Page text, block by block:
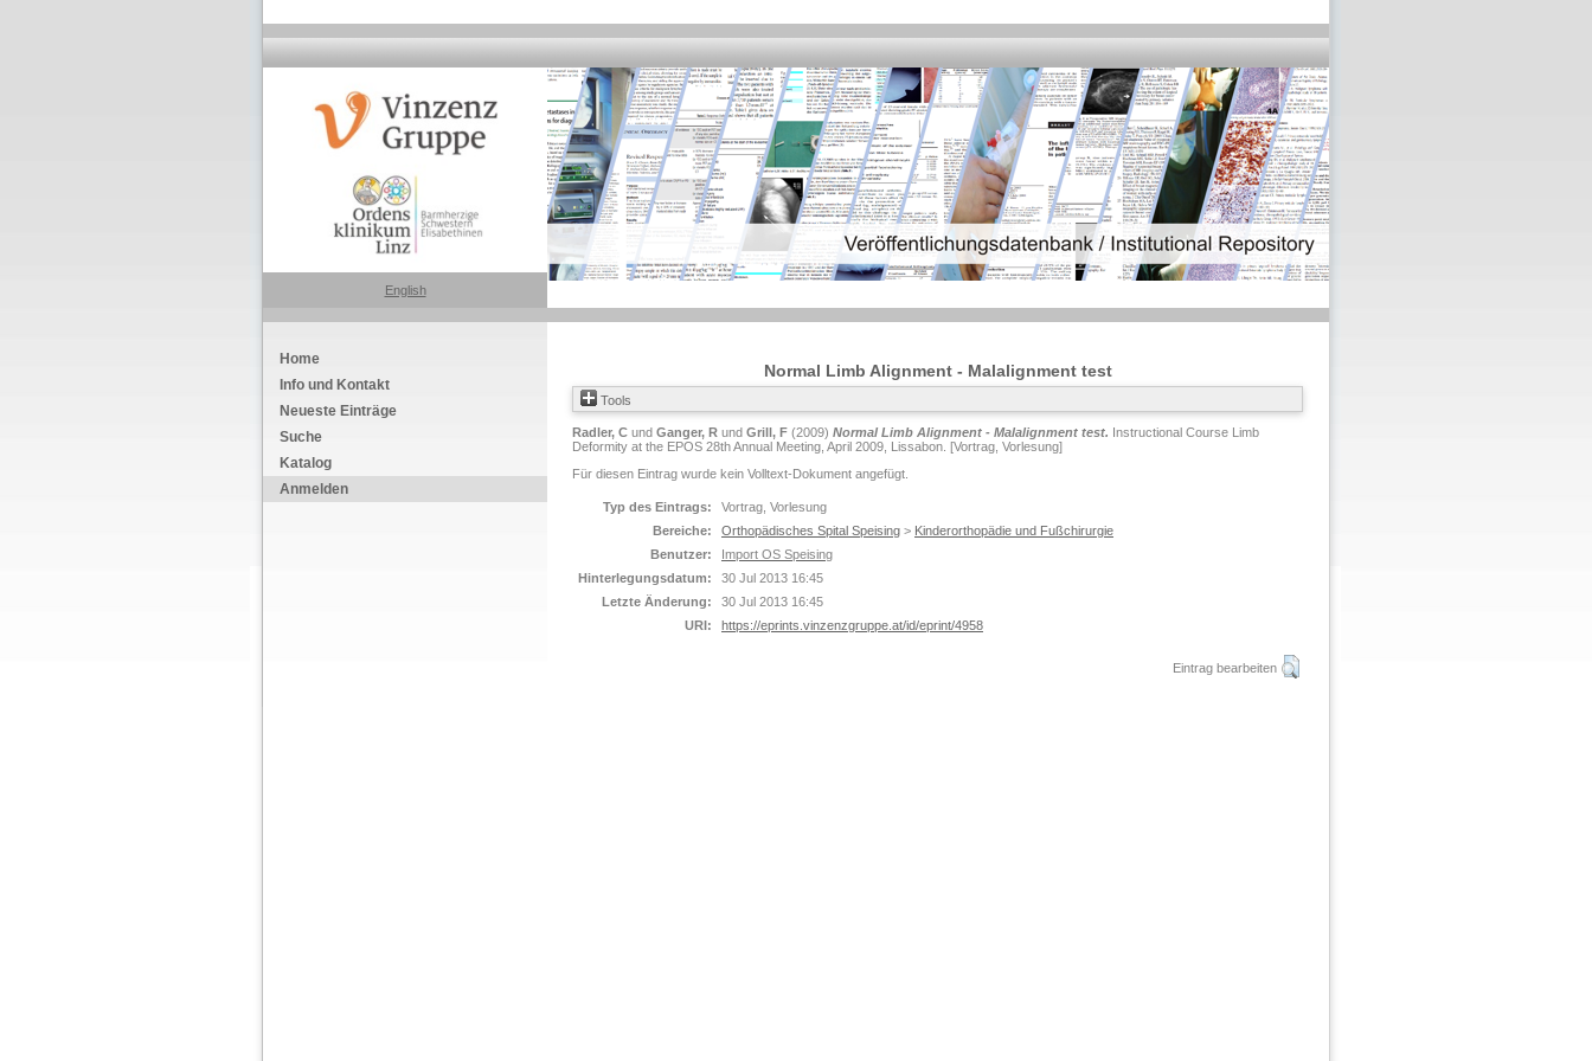
English
Home
Info und Kontakt
Neueste Einträge
Suche
Katalog
Anmelden
Normal Limb Alignment - Malalignment test
Tools
Radler, C und Ganger, R und Grill, F (2009) Normal Limb Alignment - Malalignment test. Instructional Course Limb
Deformity at the EPOS 28th Annual Meeting, April 2009, Lissabon. [Vortrag, Vorlesung]
Für diesen Eintrag wurde kein Volltext-Dokument angefügt.
Typ des Eintrags:
Vortrag, Vorlesung
Bereiche:
Orthopädisches Spital Speising > Kinderorthopädie und Fußchirurgie
Benutzer:
Import OS Speising
Hinterlegungsdatum:
30 Jul 2013 16:45
Letzte Änderung:
30 Jul 2013 16:45
URI:
https://eprints.vinzenzgruppe.at/id/eprint/4958
Eintrag bearbeiten